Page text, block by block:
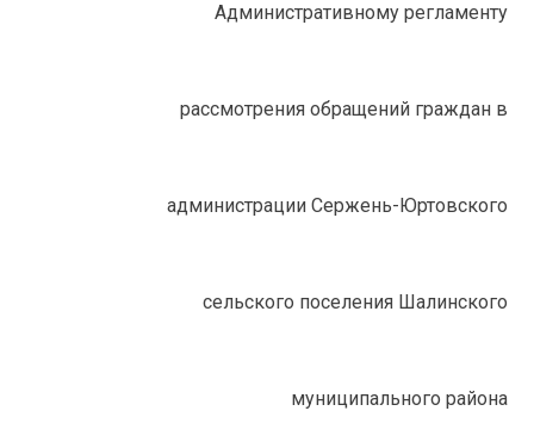
Административному регламенту
рассмотрения обращений граждан в
администрации Сержень-Юртовского
сельского поселения Шалинского
муниципального района